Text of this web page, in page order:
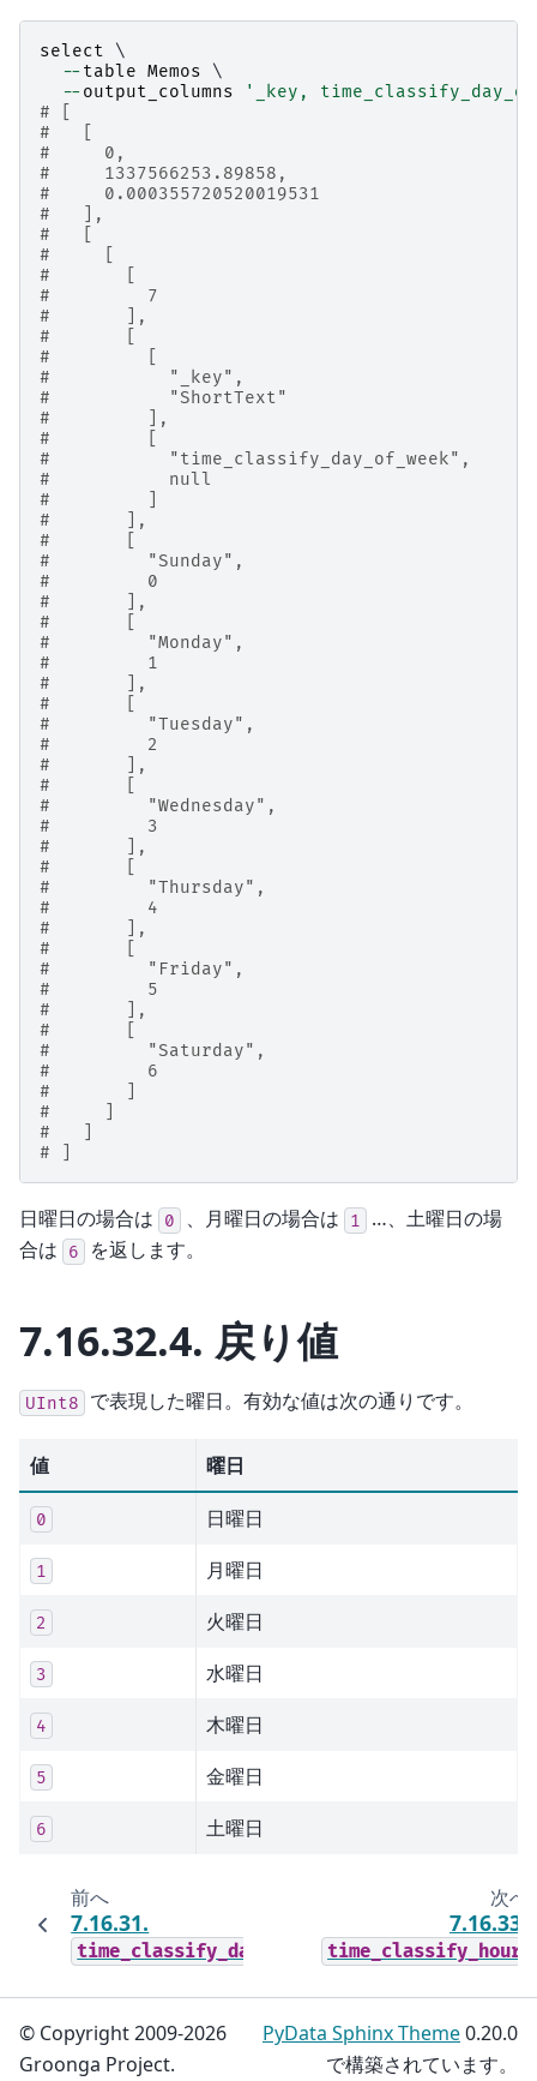
select \
-- table Memos \
-- output_columns
'_key,
# [
#   [
#     0,
#     1337566253.89858,
#     0.000355720520019531
#   ],
#   [
#     [
#       [
#         7
#       ],
#       [
#         [
#           "_key",
#           "ShortText"
#         ],
#         [
#           "time_classify_day_of_week",
#           null
#         ]
#       ],
#       [
#         "Sunday",
#         0
#       ],
#       [
#         "Monday",
#         1
#       ],
#       [
#         "Tuesday",
#         2
#       ],
#       [
#         "Wednesday",
#         3
#       ],
#       [
#         "Thursday",
#         4
#       ],
#       [
#         "Friday",
#         5
#       ],
#       [
#         "Saturday",
#         6
#       ]
#     ]
#   ]
# ]
日曜日の場合は 0 、月曜日の場合は 1
…、土曜日の場
合は
6 を返します。
7.16.32.4. 戻り値
UInt8 で表現した曜日。有効な値は次の通りです。
値 曜日
0 日曜日
1 月曜日
2 火曜日
3 水曜日
4 木曜日
5 金曜日
6 土曜日
前へ
7.16.31.
time_classify_day
次へ
7.16.33.
time_classify_hour
© Copyright 2009-2026
Groonga Project.
PyData Sphinx Theme0.20.0
で構築されています。